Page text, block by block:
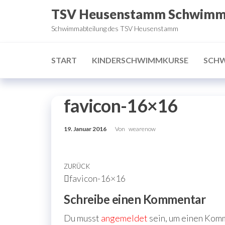
TSV Heusenstamm
Schwimmabteilung des TSV Heusenstamm
START KINDERSCHWIMMKURSE
favicon-16×16
19. Januar 2016 Von wearenow
Beitragsnavigation
Vorheriger
Beitrag
ZURÜCK
favicon-16×16
Schreibe einen Kommentar
Du musst angemeldet sein, um einen